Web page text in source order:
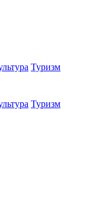
Туризм
Туризм